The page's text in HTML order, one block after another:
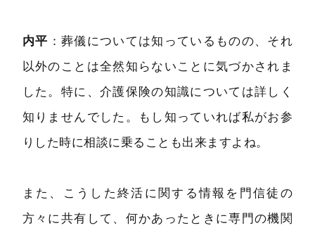
内平 ：葬儀については知っているものの、それ
以外のことは全然知らないことに気づかされま
した。特に、介護保険の知識については詳しく
知りませんでした。もし知っていれば私がお参
りした時に相談に乗ることも出来ますよね。
また、こうした終活に関する情報を門信徒の
方々に共有して、何かあったときに専門の機関